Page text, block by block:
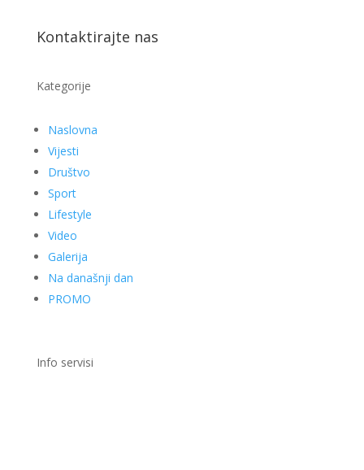
Kontaktirajte nas
Kategorije
Naslovna
Vijesti
Društvo
Sport
Lifestyle
Video
Galerija
Na današnji dan
PROMO
Info servisi